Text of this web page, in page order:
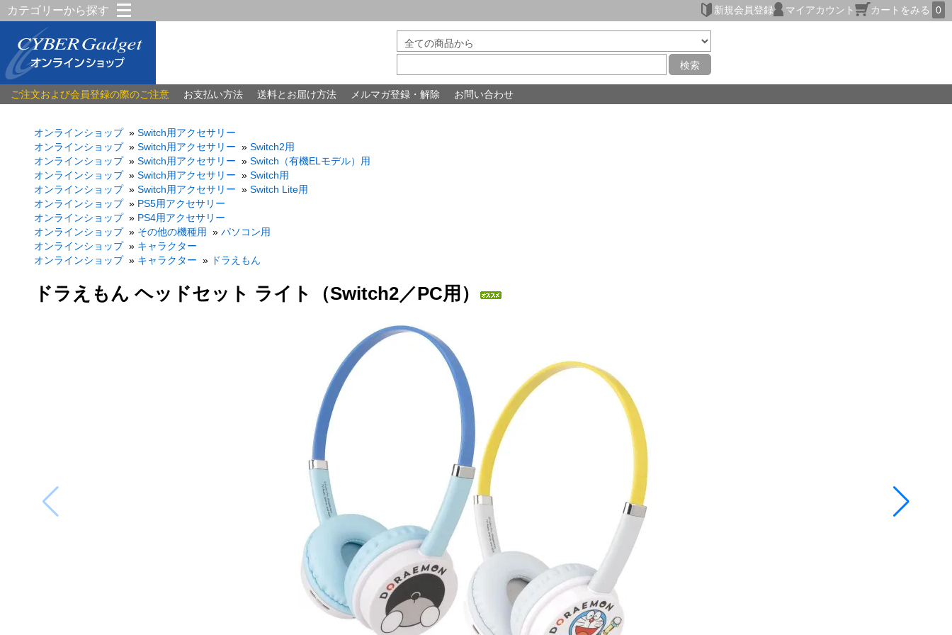
カテゴリーから探す 新規会員登録 マイアカウント カートをみる 0
検索
ご注文および会員登録の際のご注意 お支払い方法 送料とお届け方法 メルマガ登録・解除 お問い合わせ
オンラインショップ» Switch用アクセサリー
オンラインショップ» Switch用アクセサリー » Switch2用
オンラインショップ» Switch用アクセサリー » Switch（有機ELモデル）用
オンラインショップ» Switch用アクセサリー » Switch用
オンラインショップ» Switch用アクセサリー » Switch Lite用
オンラインショップ» PS5用アクセサリー
オンラインショップ» PS4用アクセサリー
オンラインショップ» その他の機種用 » パソコン用
オンラインショップ» キャラクター
オンラインショップ» キャラクター » ドラえもん
ドラえもん ヘッドセット ライト（Switch2／PC用）